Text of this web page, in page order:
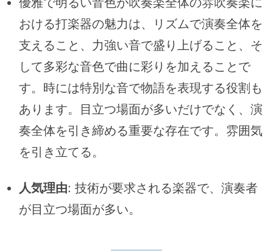
おける打楽器の魅力は、リズムで演奏全体を
支えること、力強い音で盛り上げること、そ
して多彩な音色で曲に彩りを加えることで
す。時には特別な音で物語を表現する役割も
あります。目立つ場面が多いだけでなく、演
奏全体を引き締める重要な存在です。雰囲気
を引き立てる。
人気理由: 技術が要求される楽器で、演奏者
が目立つ場面が多い。